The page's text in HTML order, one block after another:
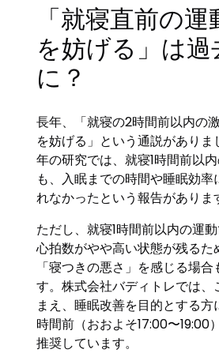
「就寝直前の
を妨げる」は
に？
長年、「就寝の2時間前以内の
を妨げる」という通説がありま
年の研究では、就寝1時間前以
も、入眠までの時間や睡眠効率
れなかったという報告がありま
ただし、就寝1時間前以内の運
心拍数がやや高い状態が残るた
「寝つきの悪さ」を感じる場
す。株式会社バディトレでは、
まえ、睡眠改善を目的とする
時間前（おおよそ17:00〜19:00
推奨しています。